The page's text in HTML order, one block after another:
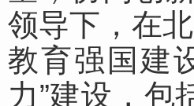
领导下，在
教育强国建
力”建设，包